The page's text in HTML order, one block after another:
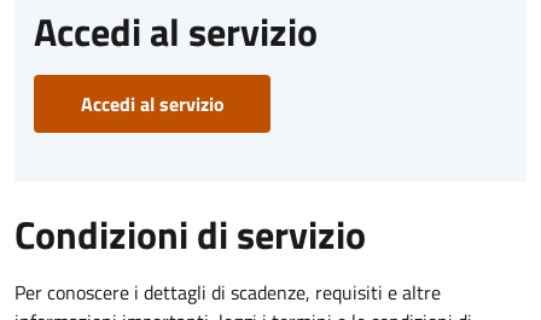
Accedi al servizio
Accedi al servizio
Condizioni di servizio
Per conoscere i dettagli di scadenze, requisiti e altre